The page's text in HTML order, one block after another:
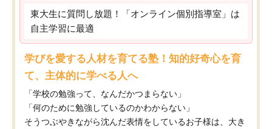
東大生に質問し放題！「オンライン個別指導室」は
自主学習に最適
学びを愛する人材を育てる塾！知的好奇心を育
て、主体的に学べる人へ
「学校の勉強って、なんだかつまらない」
「何のために勉強しているのかわからない」
そうつぶやきながら沈んだ表情をしているお子様は、大き